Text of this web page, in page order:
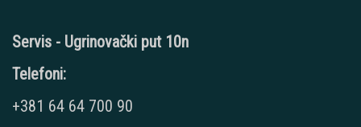
Servis - Ugrinovački put 10n
Telefoni:
+381 64 64 700 90